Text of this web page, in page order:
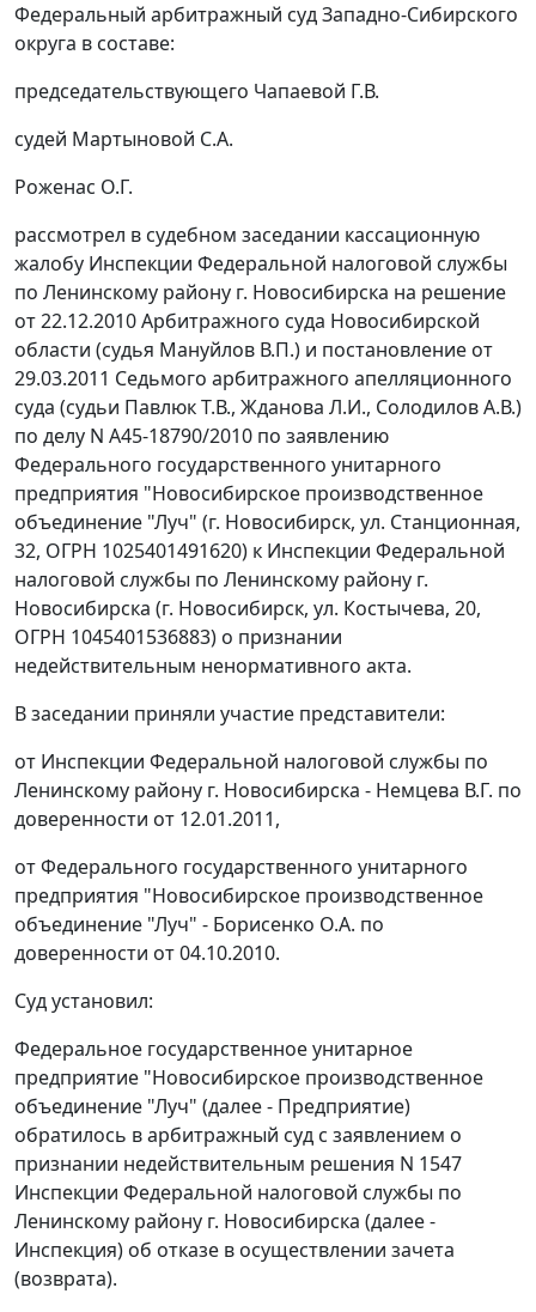
Федеральный арбитражный суд Западно-Сибирского
округа в составе:
председательствующего Чапаевой Г.В.
судей Мартыновой С.А.
Роженас О.Г.
рассмотрел в судебном заседании кассационную
жалобу Инспекции Федеральной налоговой службы
по Ленинскому району г. Новосибирска на решение
от 22.12.2010 Арбитражного суда Новосибирской
области (судья Мануйлов В.П.) и постановление от
29.03.2011 Седьмого арбитражного апелляционного
суда (судьи Павлюк Т.В., Жданова Л.И., Солодилов А.В.)
по делу N А45-18790/2010 по заявлению
Федерального государственного унитарного
предприятия "Новосибирское производственное
объединение "Луч" (г. Новосибирск, ул. Станционная,
32, ОГРН 1025401491620) к Инспекции Федеральной
налоговой службы по Ленинскому району г.
Новосибирска (г. Новосибирск, ул. Костычева, 20,
ОГРН 1045401536883) о признании
недействительным ненормативного акта.
В заседании приняли участие представители:
от Инспекции Федеральной налоговой службы по
Ленинскому району г. Новосибирска - Немцева В.Г. по
доверенности от 12.01.2011,
от Федерального государственного унитарного
предприятия "Новосибирское производственное
объединение "Луч" - Борисенко О.А. по
доверенности от 04.10.2010.
Суд установил:
Федеральное государственное унитарное
предприятие "Новосибирское производственное
объединение "Луч" (далее - Предприятие)
обратилось в арбитражный суд с заявлением о
признании недействительным решения N 1547
Инспекции Федеральной налоговой службы по
Ленинскому району г. Новосибирска (далее -
Инспекция) об отказе в осуществлении зачета
(возврата).